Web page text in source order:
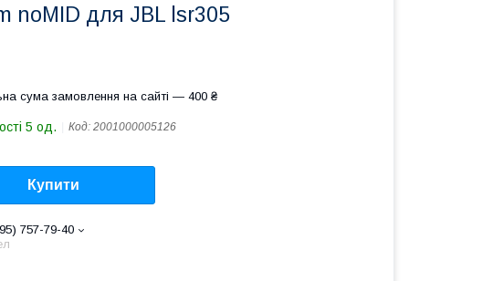
noMID для JBL lsr305
сума замовлення на сайті — 400 ₴
5 од. Код: 2001000005126
Купити
757-79-40